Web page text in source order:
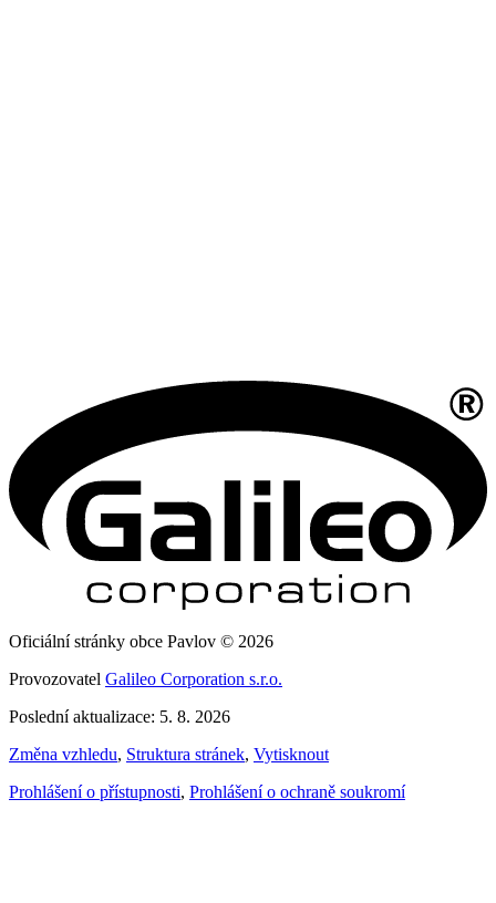
Oficiální stránky obce Pavlov © 2026
Provozovatel Galileo Corporation s.r.o.
Poslední aktualizace: 5. 8. 2026
Změna vzhledu, Struktura stránek, Vytisknout
Prohlášení o přístupnosti, Prohlášení o ochraně soukromí